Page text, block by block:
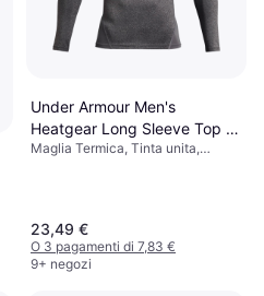
Under Armour Men's
Heatgear Long Sleeve Top -
Carbon Heather/Black
Maglia Termica, Tinta unita,
23,49 €
O 3 pagamenti di 7,83 €
9+ negozi